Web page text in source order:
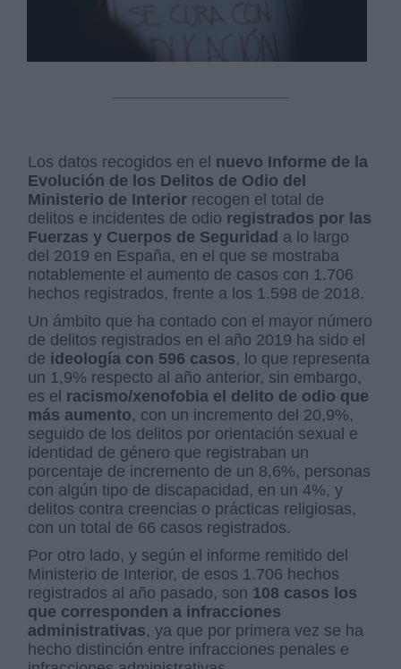
Los datos recogidos en el nuevo Informe de la
Evolución de los Delitos de Odio del
Ministerio de Interior recogen el total de
delitos e incidentes de odio registrados por las
Fuerzas y Cuerpos de Seguridad a lo largo
del 2019 en España, en el que se mostraba
notablemente el aumento de casos con 1.706
hechos registrados, frente a los 1.598 de 2018.
Un ámbito que ha contado con el mayor número
de delitos registrados en el año 2019 ha sido el
de ideología con 596 casos, lo que representa
un 1,9% respecto al año anterior, sin embargo,
es el racismo/xenofobia el delito de odio que
más aumento, con un incremento del 20,9%,
seguido de los delitos por orientación sexual e
identidad de género que registraban un
porcentaje de incremento de un 8,6%, personas
con algún tipo de discapacidad, en un 4%, y
delitos contra creencias o prácticas religiosas,
con un total de 66 casos registrados.
Por otro lado, y según el informe remitido del
Ministerio de Interior, de esos 1.706 hechos
registrados al año pasado, son 108 casos los
que corresponden a infracciones
administrativas, ya que por primera vez se ha
hecho distinción entre infracciones penales e